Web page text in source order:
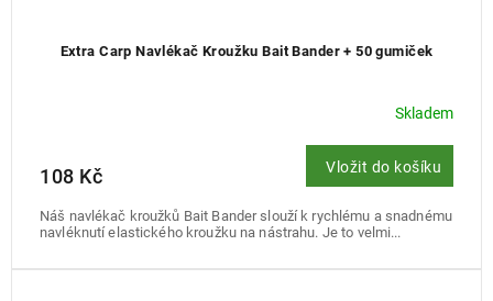
Extra Carp Navlékač Kroužku Bait Bander + 50 gumiček
Skladem
108 Kč Vložit do košíku
Náš navlékač kroužků Bait Bander slouží k rychlému a snadnému
navléknutí elastického kroužku na nástrahu. Je to velmi...